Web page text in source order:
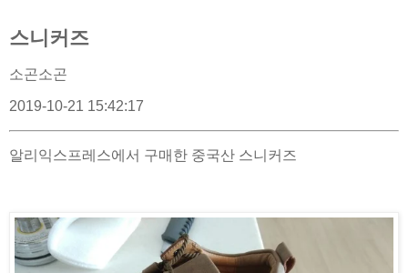
스니커즈
소곤소곤
2019-10-21 15:42:17
알리익스프레스에서 구매한 중국산 스니커즈